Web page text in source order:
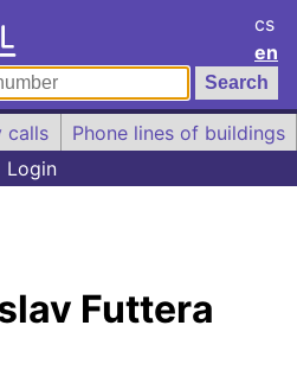
cs
en
calls
Phone lines of buildings
Login
Futtera